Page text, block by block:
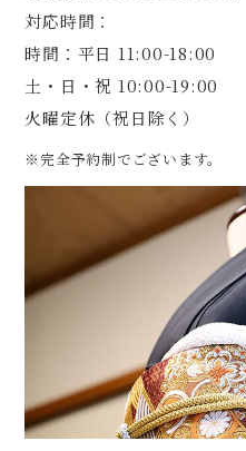
対応時間：
時間：平日 11:00-18:00
土・日・祝 10:00-19:00
火曜定休（祝日除く）
※完全予約制でございます。